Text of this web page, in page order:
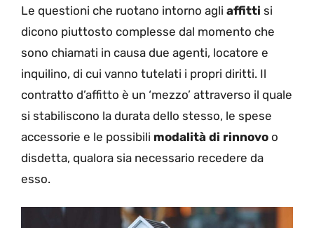
Le questioni che ruotano intorno agli affitti si
dicono piuttosto complesse dal momento che
sono chiamati in causa due agenti, locatore e
inquilino, di cui vanno tutelati i propri diritti. Il
contratto d’affitto è un ‘mezzo’ attraverso il quale
si stabiliscono la durata dello stesso, le spese
accessorie e le possibili modalità di rinnovo o
disdetta, qualora sia necessario recedere da
esso.